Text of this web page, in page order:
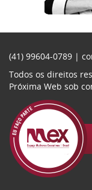
(41) 99604-0789 |
Todos os direitos
Próxima Web sob